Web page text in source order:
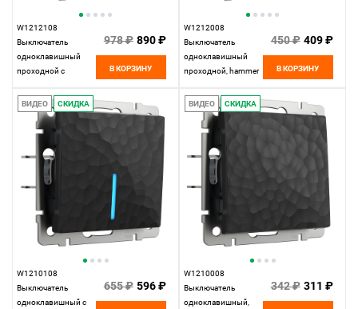
W1212108
Выключатель
одноклавишный
проходной с
черный Werkel,
4690389162145
978 ₽ 890 ₽
В КОРЗИНУ
W1212008
Выключатель
одноклавишный
проходной, hammer
4690389162053
450 ₽ 409 ₽
В КОРЗИНУ
ВИДЕО СКИДКА
W1210108
Выключатель
одноклавишный с
655 ₽ 596 ₽
ВИДЕО СКИДКА
W1210008
Выключатель
одноклавишный,
342 ₽ 311 ₽